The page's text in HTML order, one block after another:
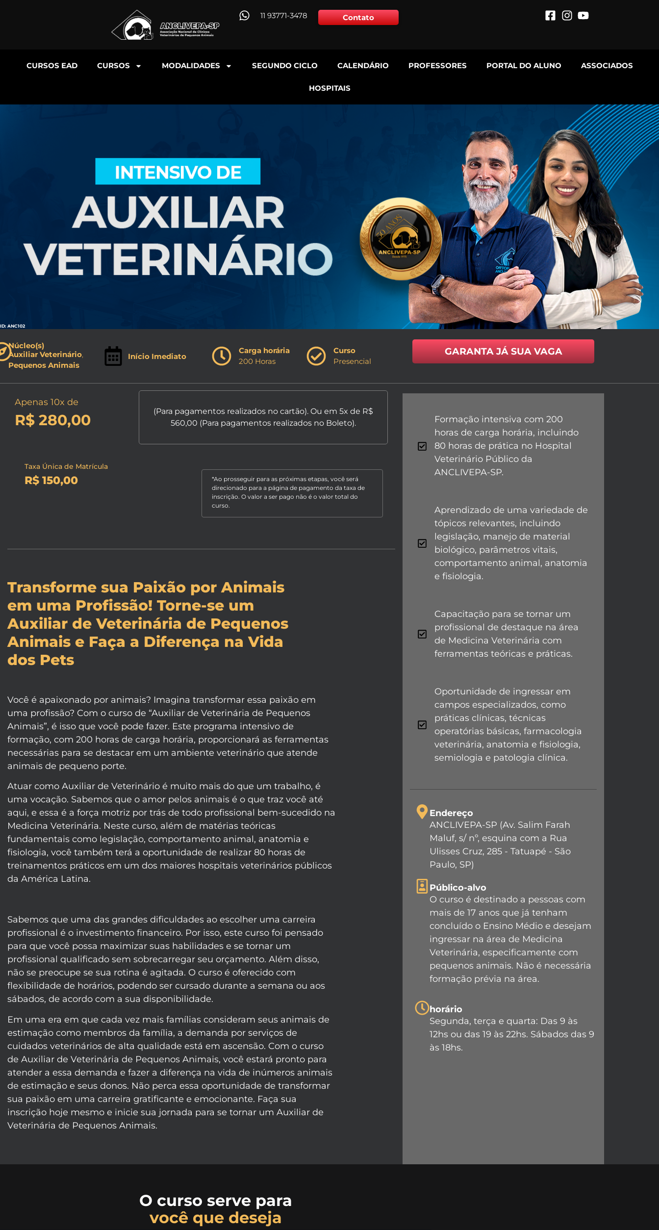
11 93771-3478 Contato
CURSOS EAD CURSOS MODALIDADES SEGUNDO CICLO CALENDÁRIO PROFESSORES PORTAL DO ALUNO ASSOCIADOS
HOSPITAIS
ID: ANC102
Núcleo(s)
Auxiliar Veterinário
Pequenos Animais
Início Imediato
Carga horária
200 Horas
Curso
Presencial
GARANTA JÁ SUA VAGA
Apenas 10x de
R$ 280,00
(Para pagamentos realizados no cartão). Ou em 5x de R$
560,00 (Para pagamentos realizados no Boleto).
Taxa Única de Matrícula
R$ 150,00
*Ao prosseguir para as próximas etapas, você será
direcionado para a página de pagamento da taxa de
inscrição. O valor a ser pago não é o valor total do
curso.
Transforme sua Paixão por Animais
em uma Profissão! Torne-se um
Auxiliar de Veterinária de Pequenos
Animais e Faça a Diferença na Vida
dos Pets
Você é apaixonado por animais? Imagina transformar essa paixão em
uma profissão? Com o curso de “Auxiliar de Veterinária de Pequenos
Animais”, é isso que você pode fazer. Este programa intensivo de
formação, com 200 horas de carga horária, proporcionará as ferramentas
necessárias para se destacar em um ambiente veterinário que atende
animais de pequeno porte.
Atuar como Auxiliar de Veterinário é muito mais do que um trabalho, é
uma vocação. Sabemos que o amor pelos animais é o que traz você até
aqui, e essa é a força motriz por trás de todo profissional bem-sucedido na
Medicina Veterinária. Neste curso, além de matérias teóricas
fundamentais como legislação, comportamento animal, anatomia e
fisiologia, você também terá a oportunidade de realizar 80 horas de
treinamentos práticos em um dos maiores hospitais veterinários públicos
da América Latina.
Sabemos que uma das grandes dificuldades ao escolher uma carreira
profissional é o investimento financeiro. Por isso, este curso foi pensado
para que você possa maximizar suas habilidades e se tornar um
profissional qualificado sem sobrecarregar seu orçamento. Além disso,
não se preocupe se sua rotina é agitada. O curso é oferecido com
flexibilidade de horários, podendo ser cursado durante a semana ou aos
sábados, de acordo com a sua disponibilidade.
Em uma era em que cada vez mais famílias consideram seus animais de
estimação como membros da família, a demanda por serviços de
cuidados veterinários de alta qualidade está em ascensão. Com o curso
de Auxiliar de Veterinária de Pequenos Animais, você estará pronto para
atender a essa demanda e fazer a diferença na vida de inúmeros animais
de estimação e seus donos. Não perca essa oportunidade de transformar
sua paixão em uma carreira gratificante e emocionante. Faça sua
inscrição hoje mesmo e inicie sua jornada para se tornar um Auxiliar de
Veterinária de Pequenos Animais.
Formação intensiva com 200
horas de carga horária, incluindo
80 horas de prática no Hospital
Veterinário Público da
ANCLIVEPA-SP.
Aprendizado de uma variedade de
tópicos relevantes, incluindo
legislação, manejo de material
biológico, parâmetros vitais,
comportamento animal, anatomia
e fisiologia.
Capacitação para se tornar um
profissional de destaque na área
de Medicina Veterinária com
ferramentas teóricas e práticas.
Oportunidade de ingressar em
campos especializados, como
práticas clínicas, técnicas
operatórias básicas, farmacologia
veterinária, anatomia e fisiologia,
semiologia e patologia clínica.
Endereço
ANCLIVEPA-SP (Av. Salim Farah
Maluf, s/ nº, esquina com a Rua
Ulisses Cruz, 285 - Tatuapé - São
Paulo, SP)
Público-alvo
O curso é destinado a pessoas com
mais de 17 anos que já tenham
concluído o Ensino Médio e desejam
ingressar na área de Medicina
Veterinária, especificamente com
pequenos animais. Não é necessária
formação prévia na área.
horário
Segunda, terça e quarta: Das 9 às
12hs ou das 19 às 22hs. Sábados das 9
às 18hs.
O curso serve para
você que deseja